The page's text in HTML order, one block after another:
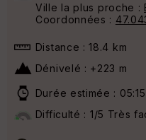
Ville la plus proche :
Coordonnées :
Distance : 18.4 km
Dénivelé : +223 m
Durée estimée : 05:15
Difficulté : 1/5 Très